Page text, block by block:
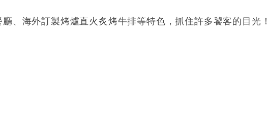
、海外訂製烤爐直火炙烤牛排等特色，抓住許多饕客的目光！